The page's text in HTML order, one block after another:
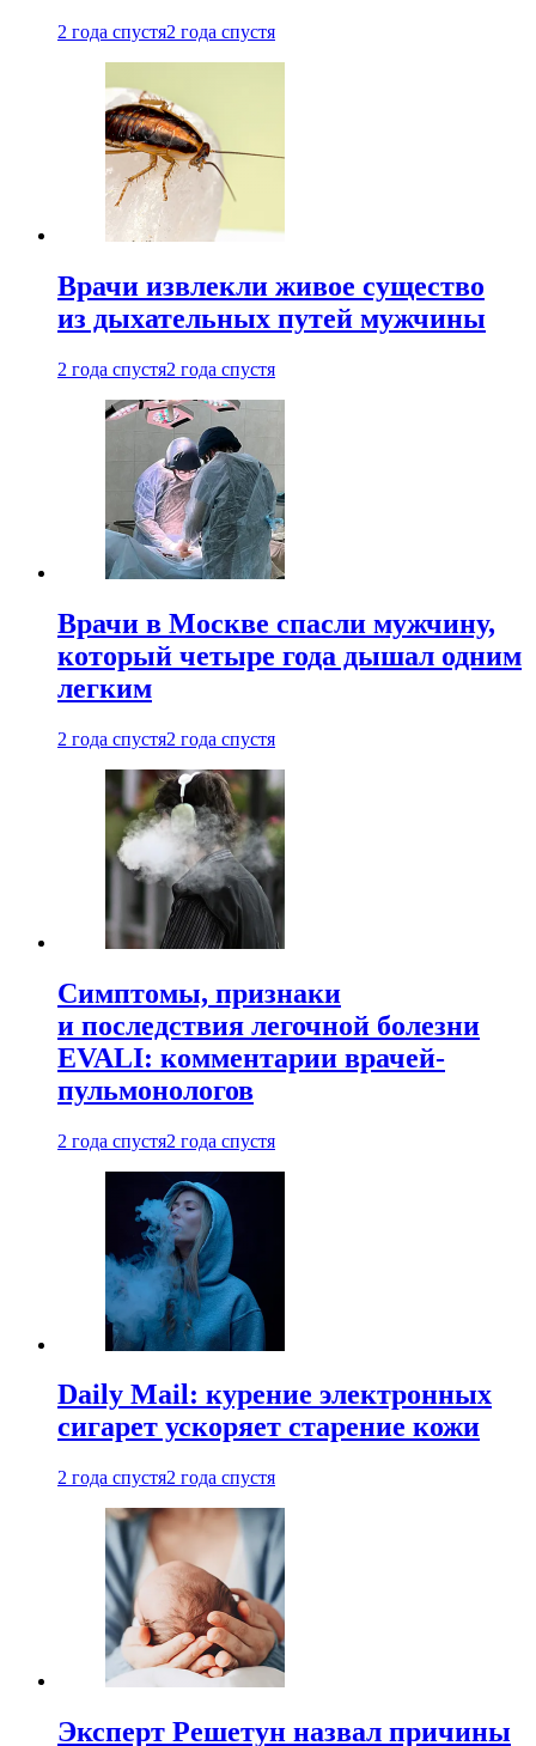
2 года спустя2 года спустя
Врачи извлекли живое существо
из дыхательных путей мужчины
2 года спустя2 года спустя
Врачи в Москве спасли мужчину,
который четыре года дышал одним
легким
2 года спустя2 года спустя
Симптомы, признаки
и последствия легочной болезни
EVALI: комментарии врачей-
пульмонологов
2 года спустя2 года спустя
Daily Mail: курение электронных
сигарет ускоряет старение кожи
2 года спустя2 года спустя
Эксперт Решетун назвал причины